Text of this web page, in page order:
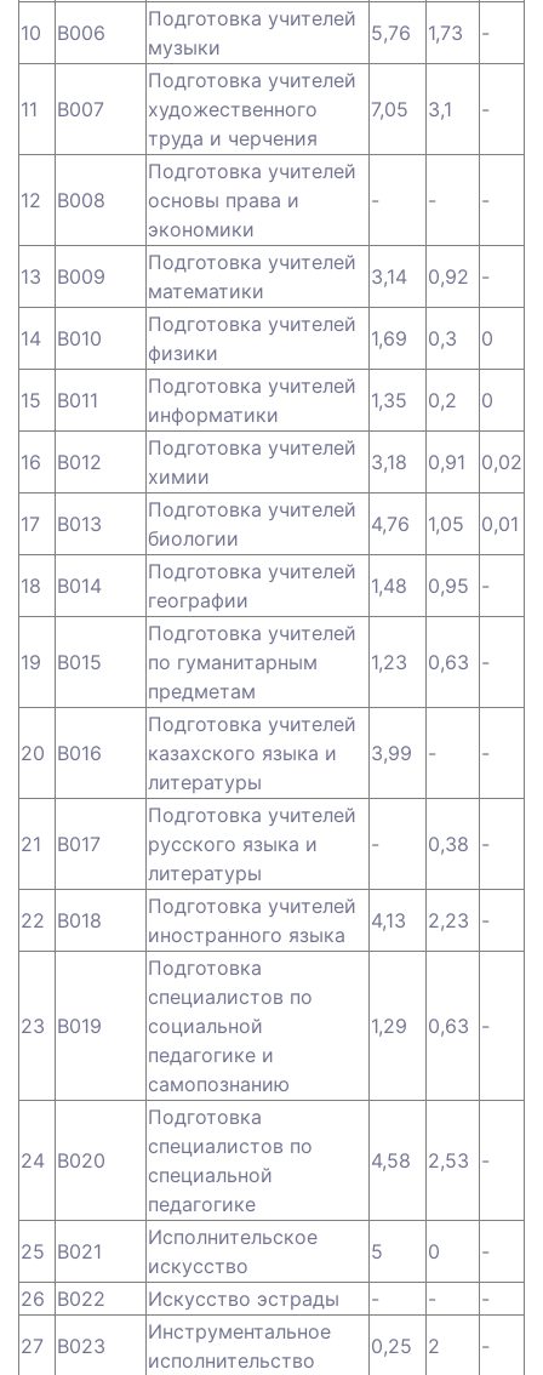
10 B006
Подготовка учителей
музыки
5,76 1,73 -
11 B007
Подготовка учителей
художественного
труда и черчения
7,05 3,1 -
12 B008
Подготовка учителей
основы права и
экономики
- - -
13 B009
Подготовка учителей
математики
3,14 0,92 -
14 B010
Подготовка учителей
физики
1,69 0,3 0
15 B011
Подготовка учителей
информатики
1,35 0,2 0
16 B012
Подготовка учителей
химии
3,18 0,91 0,02
17 B013
Подготовка учителей
биологии
4,76 1,05 0,01
18 B014
Подготовка учителей
географии
1,48 0,95 -
19 B015
Подготовка учителей
по гуманитарным
предметам
1,23 0,63 -
20 B016
Подготовка учителей
казахского языка и
литературы
3,99 - -
21 B017
Подготовка учителей
русского языка и
литературы
- 0,38 -
22 B018
Подготовка учителей
иностранного языка
4,13 2,23 -
23 B019
Подготовка
специалистов по
социальной
педагогике и
самопознанию
1,29 0,63 -
24 B020
Подготовка
специалистов по
специальной
педагогике
4,58 2,53 -
25 B021
Исполнительское
искусство
5 0
-
26 B022 Искусство эстрады - -
-
27 B023
Инструментальное
исполнительство
0,25 2 -